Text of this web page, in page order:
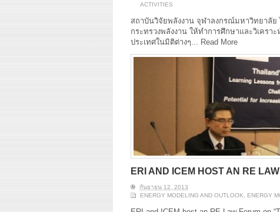
ACTIVITIES
สถาบันวิจัยพลังงาน จุฬาลงกรณ์มหาวิทยาลั
กระทรวงพลังงาน ให้ทำการศึกษาและวิเคร
ประเทศในมิติต่างๆ...
Read More
ERI AND ICEM HOST AN RE
กันยายน 12, 2013
ENERGY MODELING AND OUTLOOK, ENERGY